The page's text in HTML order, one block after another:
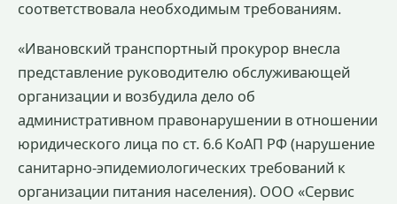
соответствовала необходимым требованиям.
«Ивановский транспортный прокурор внесла
представление руководителю обслуживающей
организации и возбудила дело об
административном правонарушении в отношении
юридического лица по ст. 6.6 КоАП РФ (нарушение
санитарно-эпидемиологических требований к
организации питания населения). ООО «Сервис